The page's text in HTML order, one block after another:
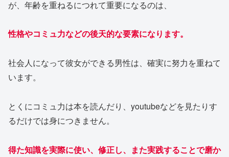
が、年齢を重ねるにつれて重要になるのは、
性格やコミュ力などの後天的な要素になります。
社会人になって彼女ができる男性は、確実に努力を重ねて
います。
とくにコミュ力は本を読んだり、youtubeなどを見たりす
るだけでは身につきません。
得た知識を実際に使い、修正し、また実践することで磨か